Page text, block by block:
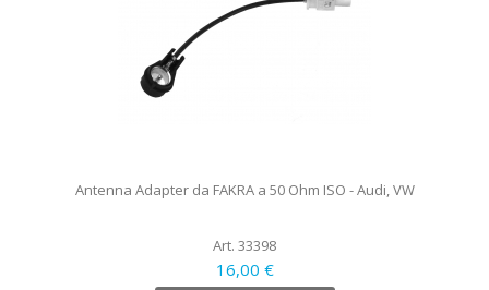
Antenna Adapter da FAKRA a 50 Ohm ISO - Audi, VW
Art. 33398
16,00 €